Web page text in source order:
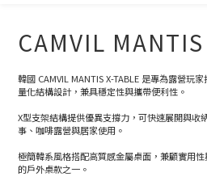
全館滿 $5,000 免
CAMVIL
韓國 CAMVIL MANTIS X-TABLE 是專為露營玩
量化結構設計，兼具穩定性與攜帶便利性。
X型支架結構提供優異支撐力，可快速展開與收
事、咖啡露營與居家使用。
極簡韓系風格搭配高質感金屬桌面，兼顧實用
的戶外桌款之一。